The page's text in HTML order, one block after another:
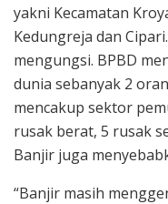
yakni Kecamatan
Kedungreja dan
mengungsi. BPBD
dunia sebanyak 2
mencakup sektor
rusak berat, 5 rusak
Banjir juga
“Banjir masih